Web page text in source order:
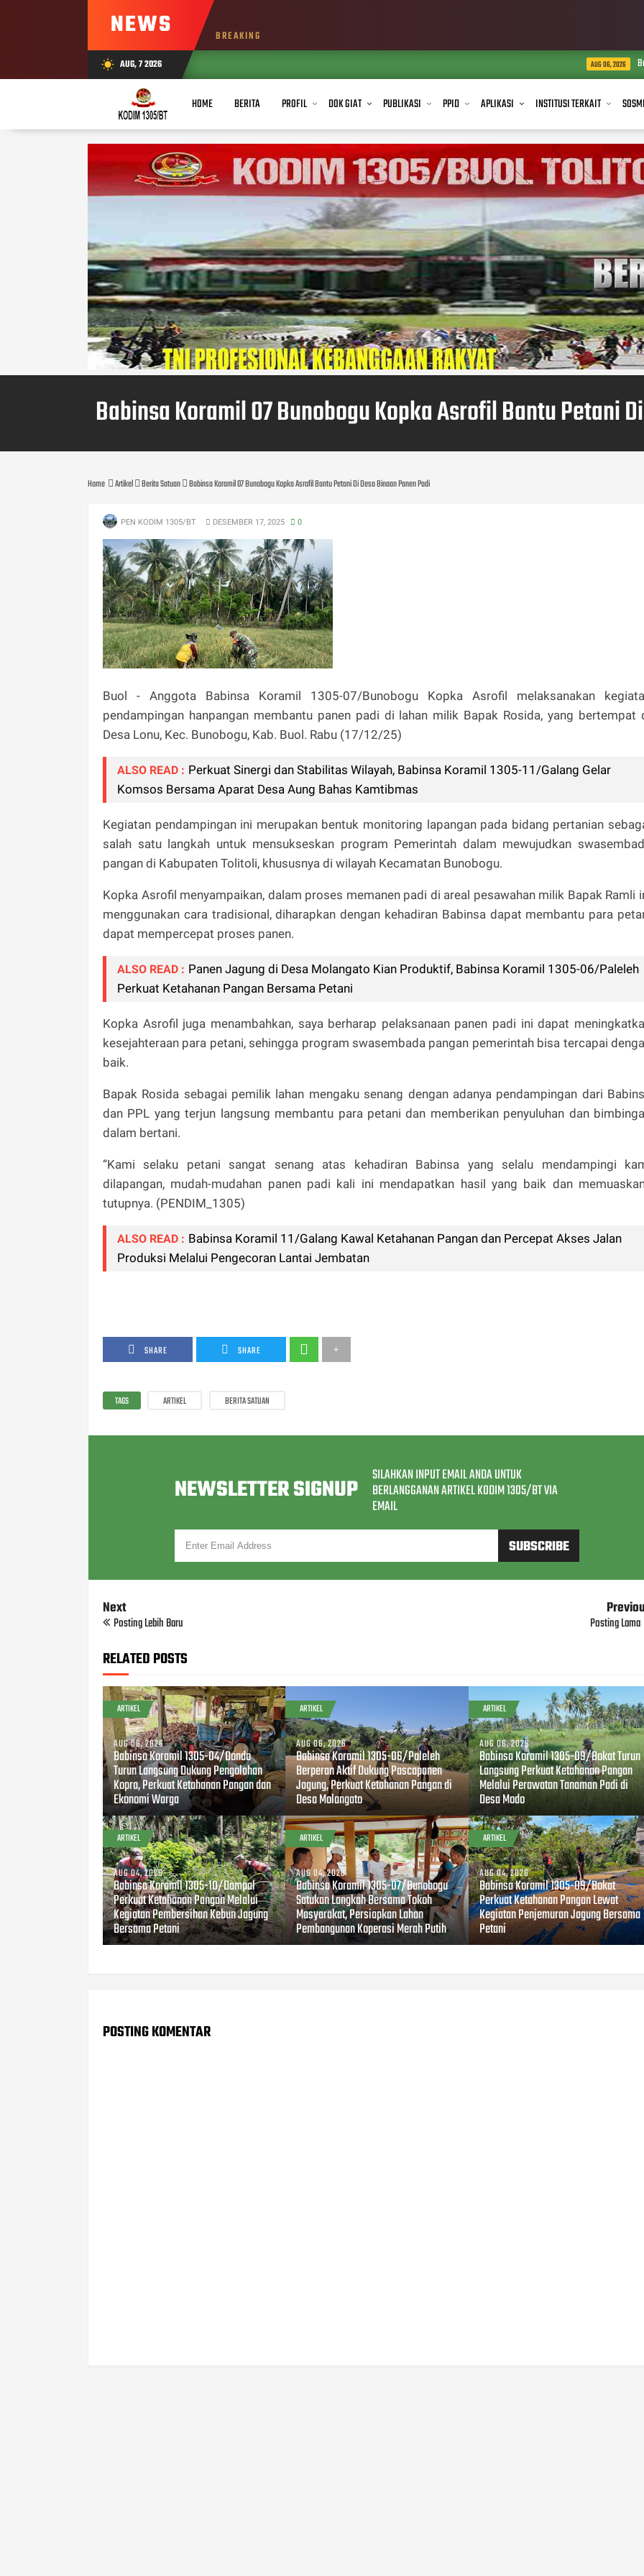
NEWS BREAKING
wb_sunny AUG, 7 2026 Babinsa Koramil 1305-
HOME BERITA PROFIL DOK GIAT PUBLIKASI PPID APLIKASI INSTITUSI TERKAIT
Babinsa Koramil 07 Bunobogu Kopka Asrofil Bantu Petani
Home Artikel Berita Satuan Babinsa Koramil 07 Bunobogu Kopka Asrofil Bantu Petani Di Desa Binaan Panen Padi
PEN KODIM 1305/BT DESEMBER 17, 2025 0
Buol - Anggota Babinsa Koramil 1305-07/Bunobogu Kopka Asrofil melaksanakan
pendampingan hanpangan membantu panen padi di lahan milik Bapak Rosida, yang bertempat
Desa Lonu, Kec. Bunobogu, Kab. Buol. Rabu (17/12/25)
ALSO READ : Perkuat Sinergi dan Stabilitas Wilayah, Babinsa Koramil 1305-11/Galang Gelar
Komsos Bersama Aparat Desa Aung Bahas Kamtibmas
Kegiatan pendampingan ini merupakan bentuk monitoring lapangan pada bidang pertanian
salah satu langkah untuk mensukseskan program Pemerintah dalam mewujudkan
pangan di Kabupaten Tolitoli, khususnya di wilayah Kecamatan Bunobogu.
Kopka Asrofil menyampaikan, dalam proses memanen padi di areal pesawahan milik Bapak Ramli
menggunakan cara tradisional, diharapkan dengan kehadiran Babinsa dapat membantu para
dapat mempercepat proses panen.
ALSO READ : Panen Jagung di Desa Molangato Kian Produktif, Babinsa Koramil 1305-06/Paleleh
Perkuat Ketahanan Pangan Bersama Petani
Kopka Asrofil juga menambahkan, saya berharap pelaksanaan panen padi ini dapat
kesejahteraan para petani, sehingga program swasembada pangan pemerintah bisa tercapai
baik.
Bapak Rosida sebagai pemilik lahan mengaku senang dengan adanya pendampingan dari
dan PPL yang terjun langsung membantu para petani dan memberikan penyuluhan dan
dalam bertani.
“Kami selaku petani sangat senang atas kehadiran Babinsa yang selalu mendampingi
dilapangan, mudah-mudahan panen padi kali ini mendapatkan hasil yang baik dan
tutupnya. (PENDIM_1305)
ALSO READ : Babinsa Koramil 11/Galang Kawal Ketahanan Pangan dan Percepat Akses Jalan
Produksi Melalui Pengecoran Lantai Jembatan
SHARE SHARE
TAGS ARTIKEL BERITA SATUAN
NEWSLETTER SIGNUP SILAHKAN INPUT EMAIL ANDA UNTUK
BERLANGGANAN ARTIKEL KODIM 1305/BT VIA
EMAIL
Next
Posting Lebih Baru Posting Lama
RELATED POSTS
ARTIKEL
AUG 06, 2026
Babinsa Koramil 1305-04/Dondo
Turun Langsung Dukung Pengolahan
Kopra, Perkuat Ketahanan Pangan dan
Ekonomi Warga
ARTIKEL
AUG 06, 2026
Babinsa Koramil 1305-06/Paleleh
Berperan Aktif Dukung Pascapanen
Jagung, Perkuat Ketahanan Pangan di
Desa Molangato
ARTIKEL
AUG 06, 2026
Babinsa Koramil 1305-09/Bokat Turun
Langsung Perkuat Ketahanan Pangan
Melalui Perawatan Tanaman Padi di
Desa Modo
ARTIKEL
AUG 04, 2026
Babinsa Koramil 1305-10/Dampal
Perkuat Ketahanan Pangan Melalui
Kegiatan Pembersihan Kebun Jagung
Bersama Petani
ARTIKEL
AUG 04, 2026
Babinsa Koramil 1305-07/Bunobogu
Satukan Langkah Bersama Tokoh
Masyarakat, Persiapkan Lahan
Pembangunan Koperasi Merah Putih
ARTIKEL
AUG 04, 2026
Babinsa Koramil 1305-09/Bokat
Perkuat Ketahanan Pangan Lewat
Kegiatan Penjemuran Jagung Bersama
Petani
POSTING KOMENTAR